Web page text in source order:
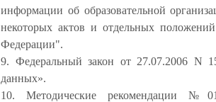
информации об образовательной
некоторых актов и отдельных
Федерации".
9. Федеральный закон от 27.07.2006 N
данных».
10. Методические рекомендации